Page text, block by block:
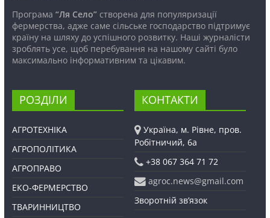
Програма “Ля Село”створена для популяризації
фермерства, адже саме сільське господарство підтримує
країну на шляху до успішного розвитку. Наші журналісти
зроблять усе, щоб перебування на нашому сайті було
максимально інформативним та цікавим.
РОЗДІЛИ
АГРОТЕХНІКА
АГРОПОЛІТИКА
АГРОПРАВО
ЕКО-ФЕРМЕРСТВО
ТВАРИННИЦТВО
КОНТАКТИ
Україна, м. Рівне, пров.
Робітничий, 6а
+38 067 364 71 72
agroc.news@gmail.com
Зворотній зв’язок